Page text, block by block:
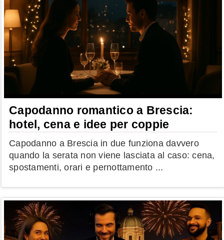
Capodanno romantico a Brescia:
hotel, cena e idee per coppie
Capodanno a Brescia in due funziona davvero
quando la serata non viene lasciata al caso: cena,
spostamenti, orari e pernottamento ...